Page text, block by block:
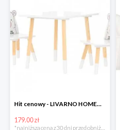
Hit cenowy - LIVARNO HOME® Stolik i 2 krzesełka dla dzieci
179.00 zł